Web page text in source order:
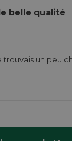
belle qualité